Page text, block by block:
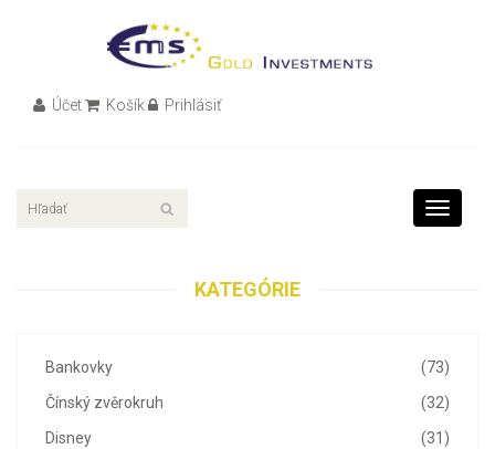
Účet Košík Prihlásiť
Toggle
KATEGÓRIE
(73)
Bankovky
(32)
Čínský zvěrokruh
(31)
Disney